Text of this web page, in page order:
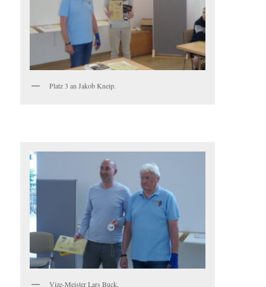
Platz 3 an Jakob Kneip.
Vize-Meister Lars Buck.